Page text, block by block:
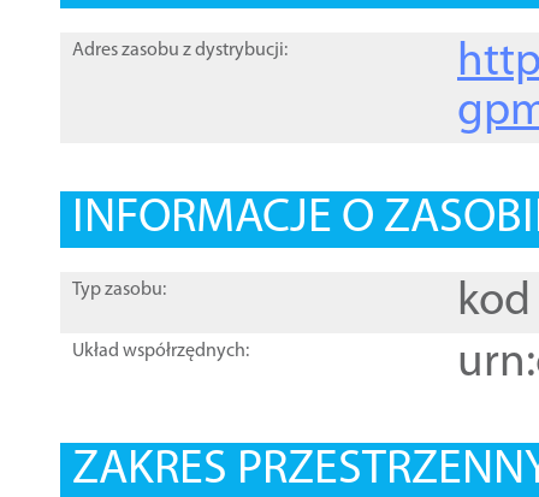
Adres zasobu z dystrybucji:
INFORMACJE O
Typ zasobu: kod
Układ współrzędnych:
ZAKRES